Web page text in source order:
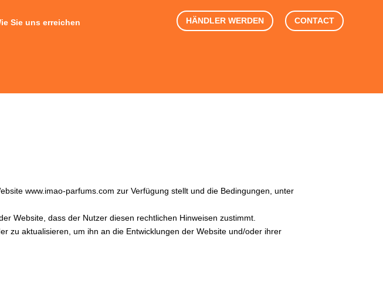
Sie uns erreichen HÄNDLER WERDEN CONTACT
www.imao-parfums.com zur Verfügung stellt und die Bedingungen, unter
Website, dass der Nutzer diesen rechtlichen Hinweisen zustimmt.
zu aktualisieren, um ihn an die Entwicklungen der Website und/oder ihrer